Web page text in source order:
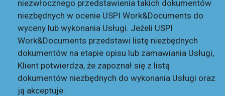
niezwłocznego przedstawienia takich dokumentów
niezbędnych w ocenie USPI Work&Documents do
wyceny lub wykonania Usługi. Jeżeli USPI
Work&Documents przedstawi listę niezbędnych
dokumentów na etapie opisu lub zamawiania Usługi,
Klient potwierdza, że zapoznał się z listą
dokumentów niezbędnych do wykonania Usługi oraz
ją akceptuje.